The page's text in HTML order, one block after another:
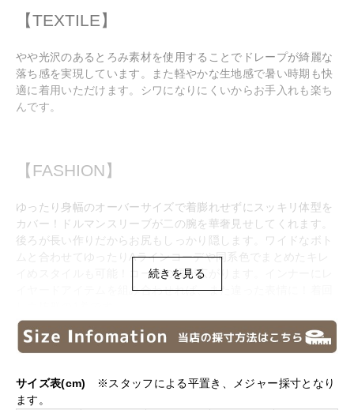
【TEXTILE】
やや光沢のあるとろみ素材を使用することでドレープが綺麗な
落ち感を実現しています。また軽やかな生地感で暑い時期も快
適に着用いただけます。シワになりにくいからお手入れも楽ち
んです。
【FASHION】
ゆったり身幅のオーバーサイズで着膨れせずにスッキリ体型を
カバー！ドルマンスリーブが二の腕を華奢見せしてくれます。
後ろが長い作りだからお尻もしっかり隠します。ワイドなボト
ムと合わせてゆったりAラインコーデや同系色でまとめたキレ
イめスタイルも可能！コーデの幅が広がります。インナーにレ
イヤードアイテムを組み合わせれば、また違った表情に！着回
続きを見る
サイズ表(cm)
※スタッフによる平置き、メジャー採寸となり
ます。